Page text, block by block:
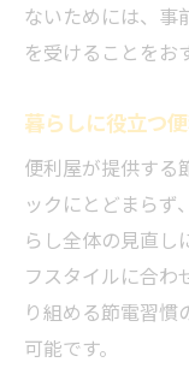
ないためには、事
を受けることをお
暮らしに役立つ
便利屋が提供する
ックにとどまらず
らし全体の見直し
フスタイルに合わ
り組める節電習慣
可能です。